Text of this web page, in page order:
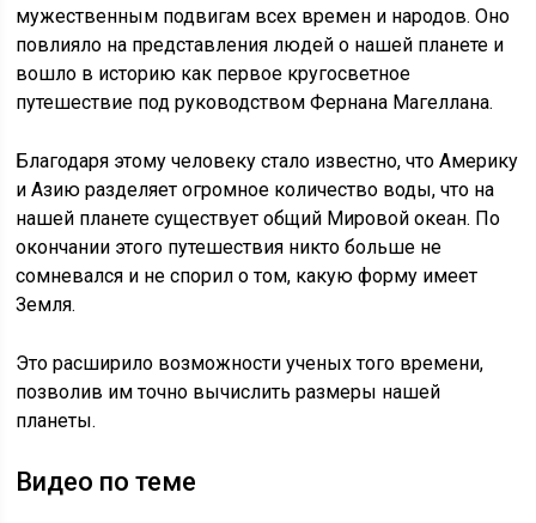
мужественным подвигам всех времен и народов. Оно
повлияло на представления людей о нашей планете и
вошло в историю как первое кругосветное
путешествие под руководством Фернана Магеллана.
Благодаря этому человеку стало известно, что Америку
и Азию разделяет огромное количество воды, что на
нашей планете существует общий Мировой океан. По
окончании этого путешествия никто больше не
сомневался и не спорил о том, какую форму имеет
Земля.
Это расширило возможности ученых того времени,
позволив им точно вычислить размеры нашей
планеты.
Видео по теме